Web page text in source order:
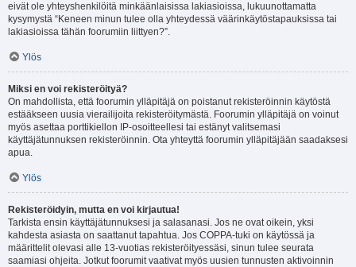
eivät ole yhteyshenkilöitä minkäänlaisissa lakiasioissa, lukuunottamatta
kysymystä “Keneen minun tulee olla yhteydessä väärinkäytöstapauksissa tai
lakiasioissa tähän foorumiin liittyen?”.
Ylös
Miksi en voi rekisteröityä?
On mahdollista, että foorumin ylläpitäjä on poistanut rekisteröinnin käytöstä
estääkseen uusia vierailijoita rekisteröitymästä. Foorumin ylläpitäjä on voinut
myös asettaa porttikiellon IP-osoitteellesi tai estänyt valitsemasi
käyttäjätunnuksen rekisteröinnin. Ota yhteyttä foorumin ylläpitäjään saadaksesi
apua.
Ylös
Rekisteröidyin, mutta en voi kirjautua!
Tarkista ensin käyttäjätunnuksesi ja salasanasi. Jos ne ovat oikein, yksi
kahdesta asiasta on saattanut tapahtua. Jos COPPA-tuki on käytössä ja
määrittelit olevasi alle 13-vuotias rekisteröityessäsi, sinun tulee seurata
saamiasi ohjeita. Jotkut foorumit vaativat myös uusien tunnusten aktivoinnin